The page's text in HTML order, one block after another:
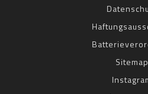
Sitemap